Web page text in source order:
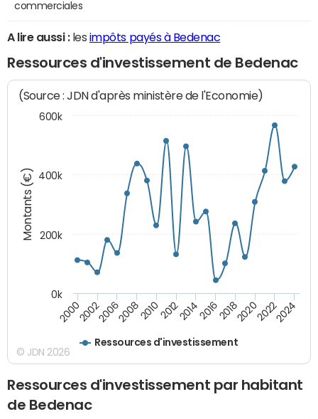
commerciales
A lire aussi :les impôts payés à Bedenac
Ressources d'investissement de Bedenac
Montants (€)
(Source : JDN d'après ministère de l'Economie)
Ressources d'investissement
200020022006200820102012201420162018202020222024
0k
200k
400k
600k
© JDN 2026
Ressources d'investissement par habitant
de Bedenac